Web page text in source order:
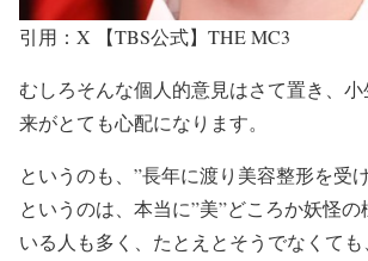
引用：X 【TBS公式】THE MC3
むしろそんな個人的意見はさて置き、小
来がとても心配になります。
というのも、 ”長年に渡り美容整形を受
というのは、本当に”美”どころか妖怪
いる人も多く 、たとえとそうでなくても